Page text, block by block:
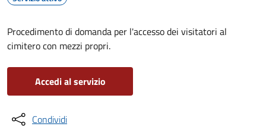
Procedimento di domanda per l'accesso dei visitatori al
cimitero con mezzi propri.
Accedi al servizio
Condividi